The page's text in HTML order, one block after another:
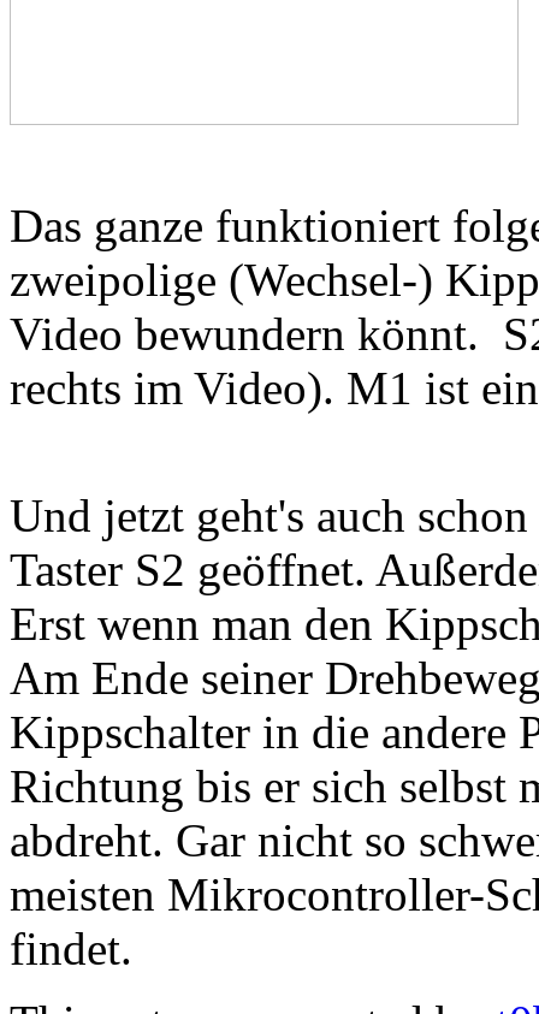
Das ganze funktioniert
zweipolige (Wechsel-)
Video bewundern könnt.
rechts im Video). M1 ist
Und jetzt geht's auch
Taster S2 geöffnet.
Erst wenn man den
Am Ende seiner
Kippschalter in die andere
Richtung bis er sich selbst
abdreht. Gar nicht so
meisten Mikrocontroller-
findet.